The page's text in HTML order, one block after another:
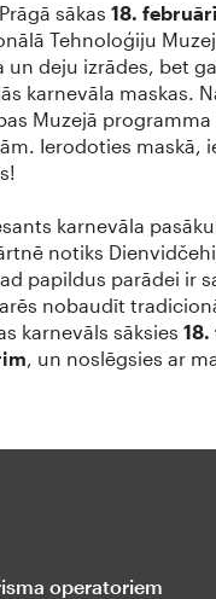
sākas 18.
Tehnoloģiju
un deju izrādes, bet
karnevāla maskas.
Muzejā
Ierodoties maskā,
karnevāla
notiks
papildus parādei ir
nobaudīt
karnevāls sāksies
, un noslēgsies ar
operatoriem